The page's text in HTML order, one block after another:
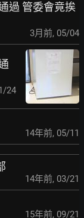
過 管委會竟挨
3月前, 05/04
24
14年前, 05/11
14年前, 03/21
15年前, 09/21